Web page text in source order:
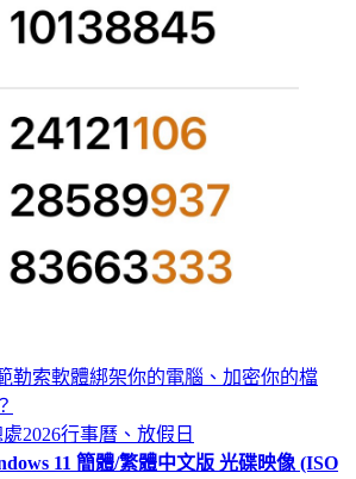
勒索軟體綁架你的電腦、加密你的檔
2026行事曆、放假日
11 簡體/繁體中文版 光碟映像 (ISO